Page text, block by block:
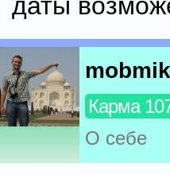
Карма
О себе